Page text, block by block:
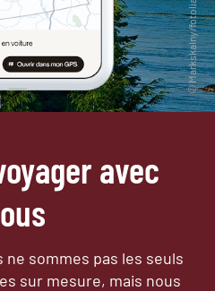
avec
sommes pas les seuls
sur mesure, mais nous